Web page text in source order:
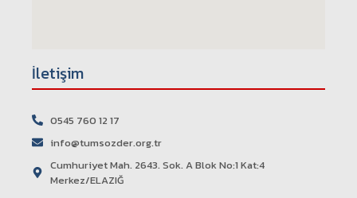
İletişim
0545 760 12 17
info@tumsozder.org.tr
Cumhuriyet Mah. 2643. Sok. A Blok No:1 Kat:4
Merkez/ELAZIĞ